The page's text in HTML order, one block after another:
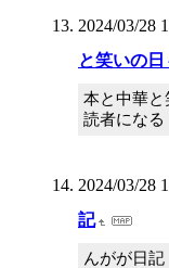
2024/03/28
と笑いの日
本と中華と
読者になる
2024/03/28
記
んがが日記